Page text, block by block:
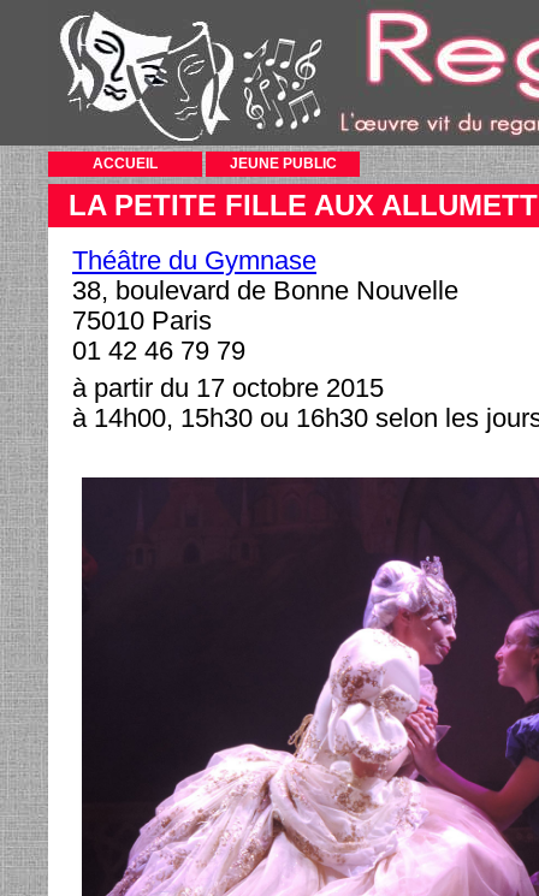
ACCUEIL JEUNE PUBLIC
LA PETITE FILLE AUX
Théâtre du Gymnase
38, boulevard de Bonne Nouvelle
75010 Paris
01 42 46 79 79
à partir du 17 octobre 2015
à 14h00, 15h30 ou 16h30 selon les